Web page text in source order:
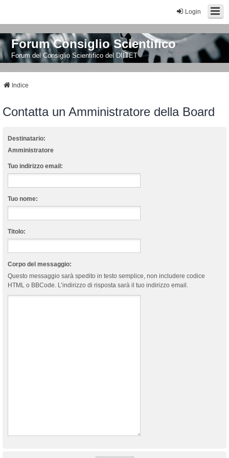
Login
Forum Consiglio Scientifico
Forum del Consiglio Scientifico del DIITET
Indice
Contatta un Amministratore della Board
Destinatario:
Amministratore
Tuo indirizzo email:
Tuo nome:
Titolo:
Corpo del messaggio:
Questo messaggio sarà spedito in testo semplice, non includere codice
HTML o BBCode. L’indirizzo di risposta sarà il tuo indirizzo email.